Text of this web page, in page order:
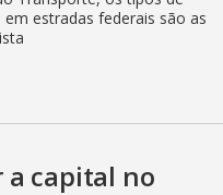
estradas federais são as
a capital no